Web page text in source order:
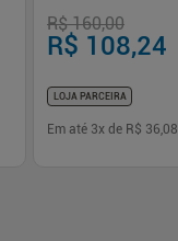
R$ 160,00
R$ 108,24
LOJA PARCEIRA
Em até 3x de R$ 36,08